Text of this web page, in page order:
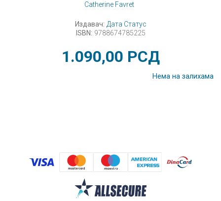
Catherine Favret
Издавач: Дата Статус
ISBN: 9788674785225
1.090,00 РСД
Нема на залихама